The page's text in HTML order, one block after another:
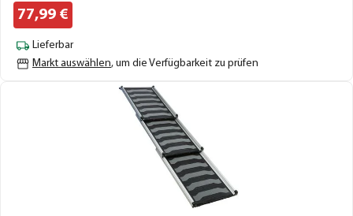
77,99 €
Lieferbar
Markt auswählen, um die Verfügbarkeit zu prüfen